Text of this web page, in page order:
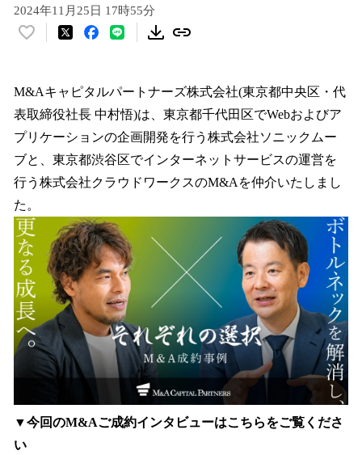
2024年11月25日 17時55分
い
！
数
を
読
み
込
み
中
で
す
M&Aキャピタルパートナーズ株式会社(東京都中央区・代
表取締役社長 中村悟)は、東京都千代田区でWebおよびア
プリケーションの企画開発を行う株式会社ソニックムー
ブと、東京都渋谷区でインターネットサービスの運営を
行う株式会社クラウドワークスのM&Aを仲介いたしまし
た。
▼今回のM&Aご成約インタビューはこちらをご覧くださ
い